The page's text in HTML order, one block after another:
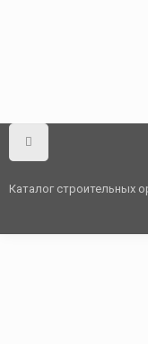
Каталог строительных